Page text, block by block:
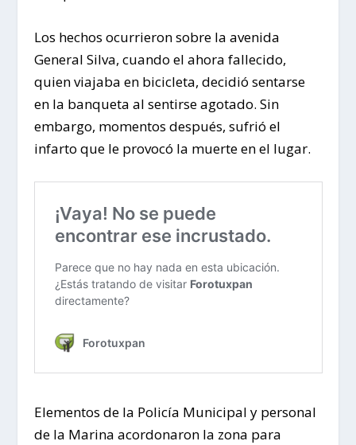
Los hechos ocurrieron sobre la avenida
General Silva, cuando el ahora fallecido,
quien viajaba en bicicleta, decidió sentarse
en la banqueta al sentirse agotado. Sin
embargo, momentos después, sufrió el
infarto que le provocó la muerte en el lugar.
Elementos de la Policía Municipal y personal
de la Marina acordonaron la zona para